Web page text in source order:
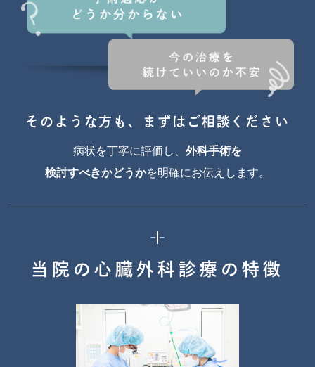
そのような方も、まずはご相談ください
病状を丁寧に評価し、 外科手術を
検討すべきかどうかを明確にお伝えします。
当院の心臓外科診療の特徴